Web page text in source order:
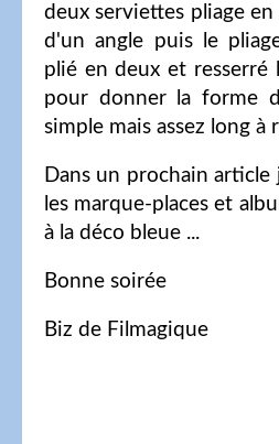
deux serviettes pliage
d'un angle puis le
plié en deux et resserré
pour donner la forme
simple mais assez long à
Dans un prochain
les marque-places et
à la déco bleue ...
Bonne soirée
Biz de Filmagique